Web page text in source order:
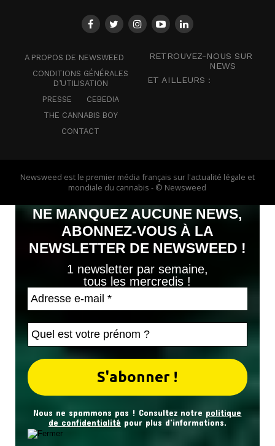
A PROPOS DE NEWSWEED
CONDITIONS GÉNÉRALES
D’UTILISATION
PRESSE
CEBEDIA
THE CANNABIS BOY
CONTACT
RETROUVEZ-NOUS SUR
NEWS
ET AILLEURS :
Newsweed est le premier média français sur l'actualité légale et
mondiale du cannabis - © Newsweed
NE MANQUEZ AUCUNE NEWS,
ABONNEZ-VOUS À LA
NEWSLETTER DE NEWSWEED !
1 newsletter par semaine,
tous les mercredis !
Nous ne spammons pas ! Consultez notre politique
de confidentialité pour plus d’informations.